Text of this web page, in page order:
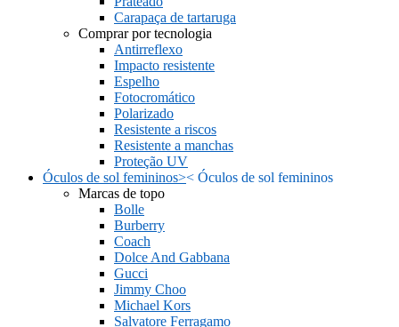
Carapaça de tartaruga
Comprar por tecnologia
Antirreflexo
Impacto resistente
Espelho
Fotocromático
Polarizado
Resistente a riscos
Resistente a manchas
Proteção UV
Óculos de sol femininos>< Óculos de sol femininos
Marcas de topo
Bolle
Burberry
Coach
Dolce And Gabbana
Gucci
Jimmy Choo
Michael Kors
Salvatore Ferragamo